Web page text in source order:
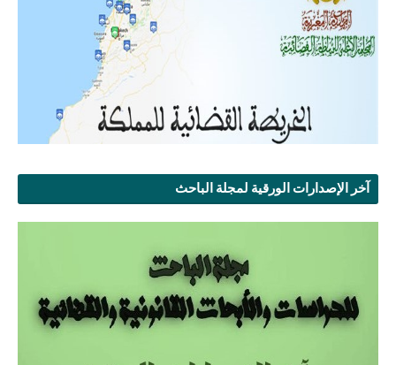
آخر الإصدارات الورقية لمجلة الباحث